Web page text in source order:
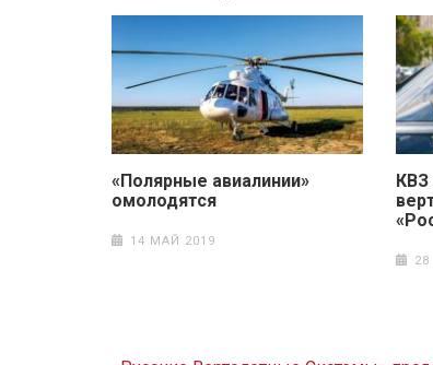
«Полярные авиалинии»
омолодятся
14 МАЙ 2019
КВЗ